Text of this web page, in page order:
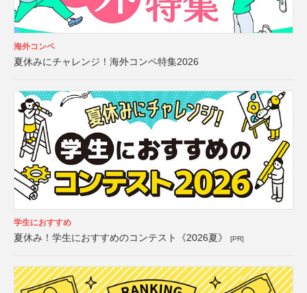
海外コンペ
夏休みにチャレンジ！海外コンペ特集2026
学生におすすめ
夏休み！学生におすすめのコンテスト《2026夏》 [PR]